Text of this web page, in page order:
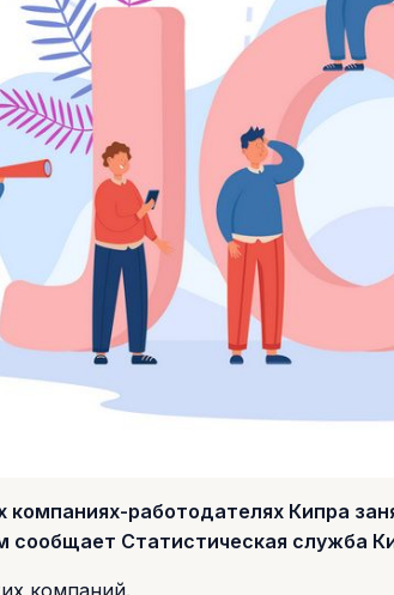
компаниях-работодателях Кипра
сообщает Статистическая служба